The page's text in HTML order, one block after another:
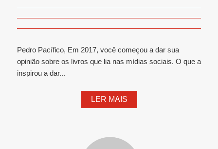
Pedro Pacífico, Em 2017, você começou a dar sua
opinião sobre os livros que lia nas mídias sociais. O que a
inspirou a dar...
LER MAIS